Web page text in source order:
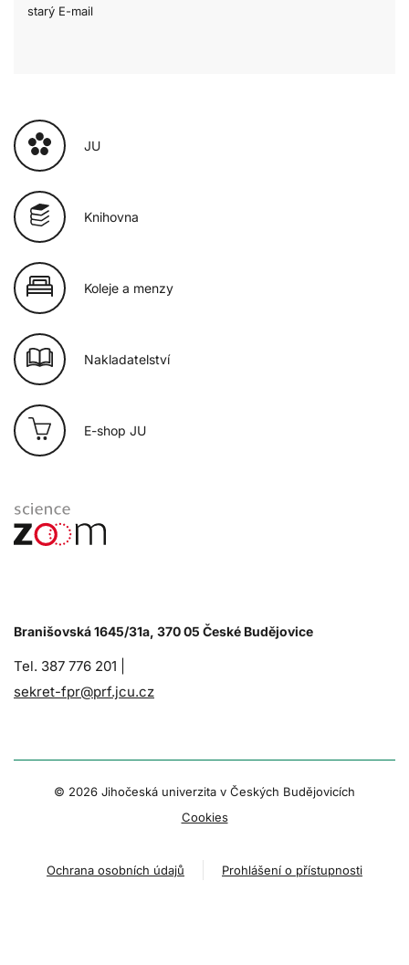
starý E-mail
JU
Knihovna
Koleje a menzy
Nakladatelství
E-shop JU
Branišovská 1645/31a, 370 05 České Budějovice
Tel. 387 776 201 |
sekret-fpr@prf.jcu.cz
© 2026 Jihočeská univerzita v Českých Budějovicích
Cookies
Ochrana osobních údajů Prohlášení o přístupnosti